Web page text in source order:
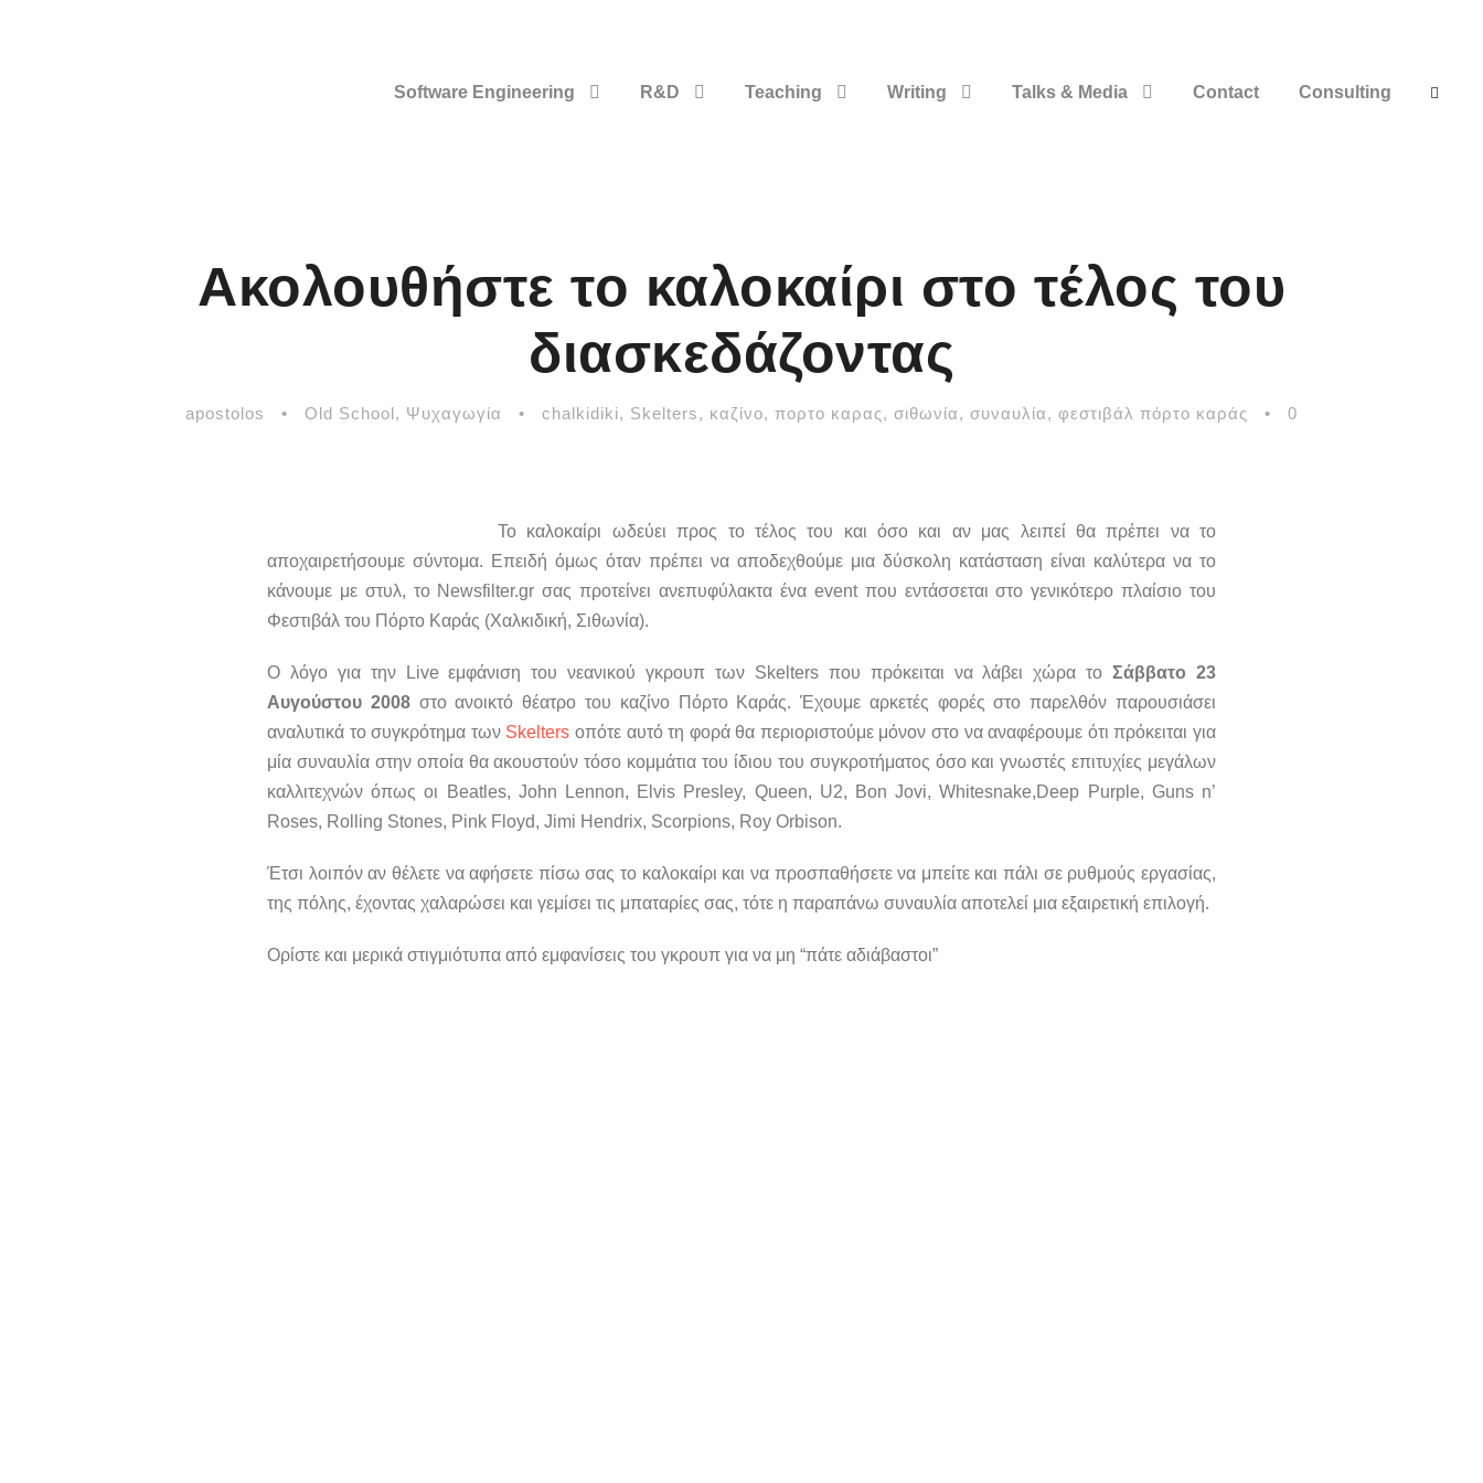
Software Engineering R&D Teaching Writing Talks & Media Contact Consulting
Ακολουθήστε το καλοκαίρι στο τέλος του
διασκεδάζοντας
apostolos • Old School, Ψυχαγωγία • chalkidiki, Skelters, καζίνο, πορτο καρας, σιθωνία, συναυλία, φεστιβάλ πόρτο καράς • 0
Το καλοκαίρι ωδεύει προς το τέλος του και όσο και αν μας λειπεί θα πρέπει να το
αποχαιρετήσουμε σύντομα. Επειδή όμως όταν πρέπει να αποδεχθούμε μια δύσκολη κατάσταση είναι καλύτερα να το
κάνουμε με στυλ, το Newsfilter.gr σας προτείνει ανεπυφύλακτα ένα event που εντάσσεται στο γενικότερο πλαίσιο του
Φεστιβάλ του Πόρτο Καράς (Χαλκιδική, Σιθωνία).
Ο λόγο για την Live εμφάνιση του νεανικού γκρουπ των Skelters που πρόκειται να λάβει χώρα τοΣάββατο 23
Αυγούστου 2008στο ανοικτό θέατρο του καζίνο Πόρτο Καράς. Έχουμε αρκετές φορές στο παρελθόν παρουσιάσει
αναλυτικά το συγκρότημα των Skelters οπότε αυτό τη φορά θα περιοριστούμε μόνον στο να αναφέρουμε ότι πρόκειται για
μία συναυλία στην οποία θα ακουστούν τόσο κομμάτια του ίδιου του συγκροτήματος όσο και γνωστές επιτυχίες μεγάλων
καλλιτεχνών όπως οι Beatles, John Lennon, Elvis Presley, Queen, U2, Bon Jovi, Whitesnake,Deep Purple, Guns n’
Roses, Rolling Stones, Pink Floyd, Jimi Hendrix, Scorpions, Roy Orbison.
Έτσι λοιπόν αν θέλετε να αφήσετε πίσω σας το καλοκαίρι και να προσπαθήσετε να μπείτε και πάλι σε ρυθμούς εργασίας,
της πόλης, έχοντας χαλαρώσει και γεμίσει τις μπαταρίες σας, τότε η παραπάνω συναυλία αποτελεί μια εξαιρετική επιλογή.
Ορίστε και μερικά στιγμιότυπα από εμφανίσεις του γκρουπ για να μη “πάτε αδιάβαστοι”